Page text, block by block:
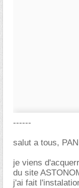
------
salut a tous,
je viens
du site
j'ai fait